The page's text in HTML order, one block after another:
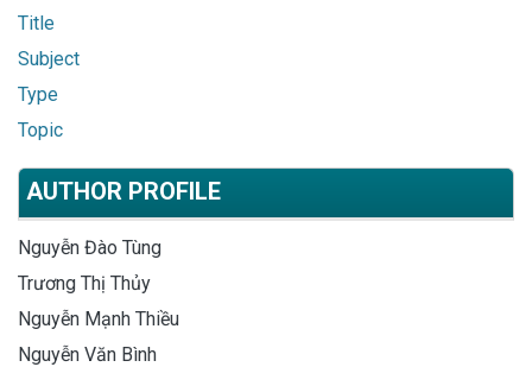
Title
Subject
Type
Topic
AUTHOR PROFILE
Nguyễn Đào Tùng
Trương Thị Thủy
Nguyễn Mạnh Thiều
Nguyễn Văn Bình